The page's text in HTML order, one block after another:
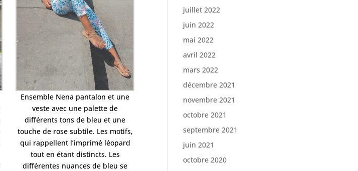
Ensemble Nena pantalon et une
veste avec une palette de
différents tons de bleu et une
touche de rose subtile. Les motifs,
qui rappellent l’imprimé léopard
tout en étant distincts. Les
différentes nuances de bleu se
juillet 2022
juin 2022
mai 2022
avril 2022
mars 2022
décembre 2021
novembre 2021
octobre 2021
septembre 2021
juin 2021
octobre 2020